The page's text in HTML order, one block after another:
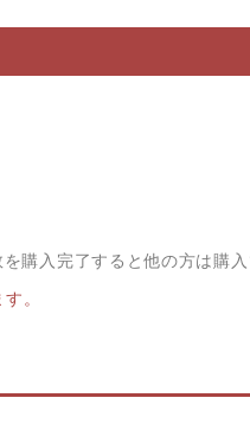
購入完了すると他の方は購入
。